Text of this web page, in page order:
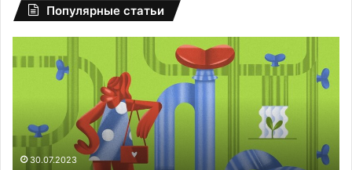
Популярные статьи
не надо»:
монолог
сделавшего
вазэктомию
30.07.2023